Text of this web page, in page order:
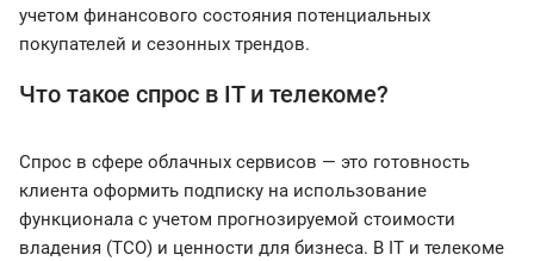
учетом финансового состояния потенциальных
покупателей и сезонных трендов.
Что такое спрос в IT и телекоме?
Спрос в сфере облачных сервисов — это готовность
клиента оформить подписку на использование
функционала с учетом прогнозируемой стоимости
владения (TCO) и ценности для бизнеса. В IT и телекоме